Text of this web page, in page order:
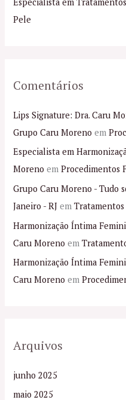
r
Especialista em
Pele
Comentários
Lips Signature: Dra. Caru
Grupo Caru Moreno em
Especialista em
Moreno emProcedimentos
Grupo Caru Moreno - Tudo
Janeiro - RJ emTratamentos
Harmonização Íntima
Caru Moreno em
Harmonização Íntima
Caru Moreno em
Arquivos
junho 2025
maio 2025